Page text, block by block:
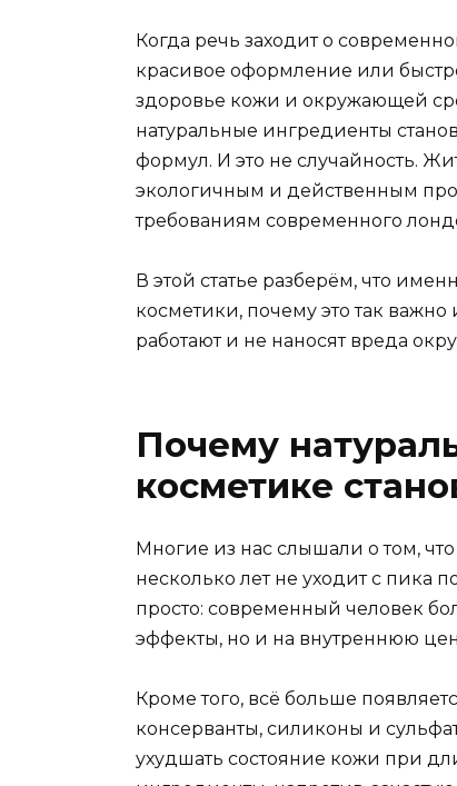
Когда речь заходит о
красивое оформление или
здоровье кожи и окружающей
натуральные ингредиенты
формул. И это не случайность.
экологичным и действенным
требованиям современного
В этой статье разберём, что
косметики, почему это так
работают и не наносят вреда
Почему
косметике
Многие из нас слышали о том,
несколько лет не уходит с пика
просто: современный человек
эффекты, но и на внутреннюю
Кроме того, всё больше
консерванты, силиконы и
ухудшать состояние кожи при